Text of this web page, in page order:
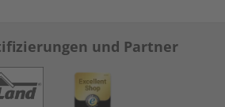
und Partner